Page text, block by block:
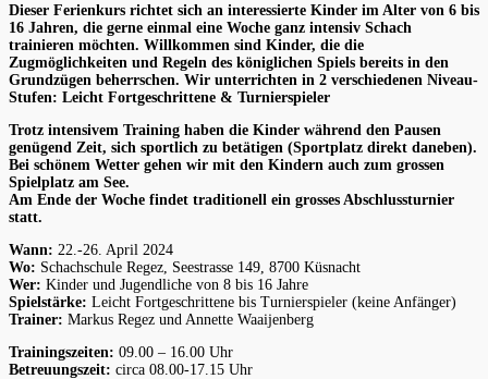
Dieser Ferienkurs richtet sich an interessierte Kinder im Alter von 6 bis
16 Jahren, die gerne einmal eine Woche ganz intensiv Schach
trainieren möchten. Willkommen sind Kinder, die die
Zugmöglichkeiten und Regeln des königlichen Spiels bereits in den
Grundzügen beherrschen. Wir unterrichten in 2 verschiedenen Niveau-
Stufen: Leicht Fortgeschrittene & Turnierspieler
Trotz intensivem Training haben die Kinder während den Pausen
genügend Zeit, sich sportlich zu betätigen (Sportplatz direkt daneben).
Bei schönem Wetter gehen wir mit den Kindern auch zum grossen
Spielplatz am See.
Am Ende der Woche findet traditionell ein grosses Abschlussturnier
statt.
Wann: 22.-26. April 2024
Wo: Schachschule Regez, Seestrasse 149, 8700 Küsnacht
Wer: Kinder und Jugendliche von 8 bis 16 Jahre
Spielstärke: Leicht Fortgeschrittene bis Turnierspieler (keine Anfänger)
Trainer: Markus Regez und Annette Waaijenberg
Trainingszeiten: 09.00 – 16.00 Uhr
Betreuungszeit: circa 08.00-17.15 Uhr